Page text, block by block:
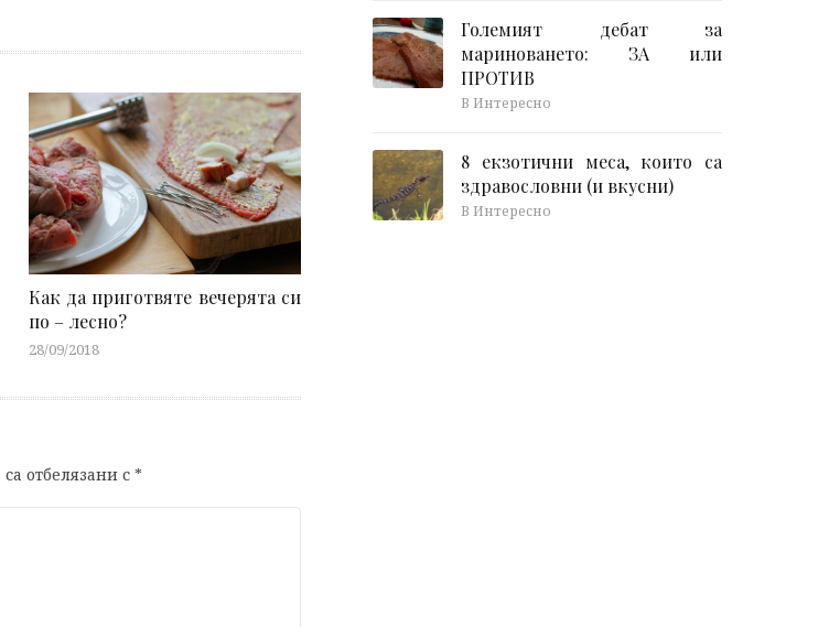
Как да приготвяте вечерята си
по – лесно?
28/09/2018
отбелязани с*
Големият дебат за
мариноването: ЗА или
ПРОТИВ
В Интересно
8 екзотични меса, които са
здравословни (и вкусни)
В Интересно